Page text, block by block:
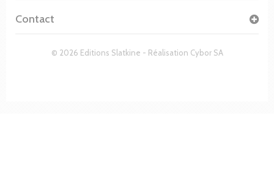
© 2026 Editions Slatkine - Réalisation Cybor SA
Contact